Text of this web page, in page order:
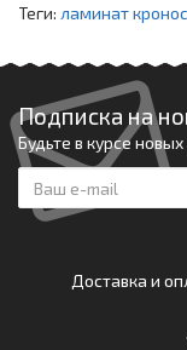
Теги: ламинат
Подписка на
Будьте в курсе
Доставка и